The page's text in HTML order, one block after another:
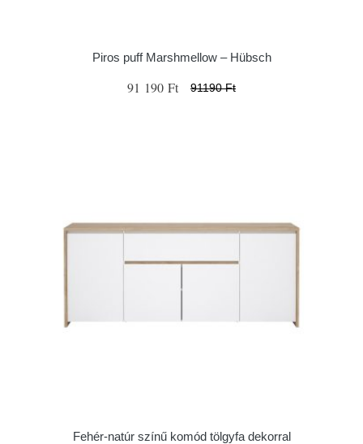
Piros puff Marshmellow – Hübsch
91 190 Ft 91190 Ft
Fehér-natúr színű komód tölgyfa dekorral